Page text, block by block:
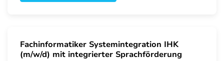
Fachinformatiker Systemintegration IHK
(m/w/d) mit integrierter Sprachförderung